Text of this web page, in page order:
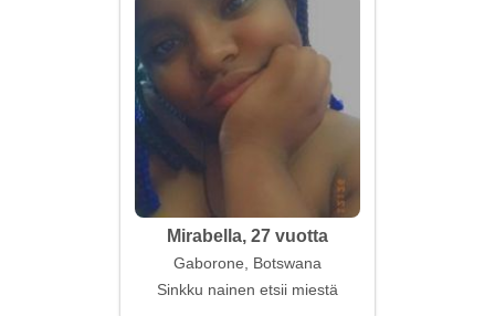
Mirabella, 27 vuotta
Gaborone, Botswana
Sinkku nainen etsii miestä